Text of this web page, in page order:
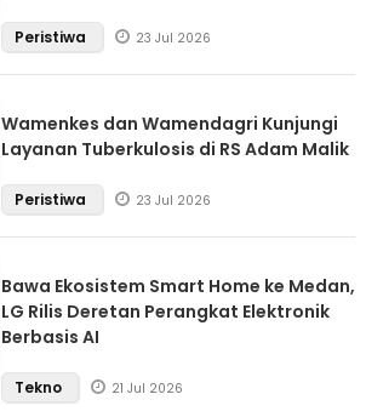
Peristiwa 23 Jul 2026
Wamenkes dan Wamendagri Kunjungi
Layanan Tuberkulosis di RS Adam Malik
Peristiwa 23 Jul 2026
Bawa Ekosistem Smart Home ke Medan,
LG Rilis Deretan Perangkat Elektronik
Berbasis AI
Tekno 21 Jul 2026